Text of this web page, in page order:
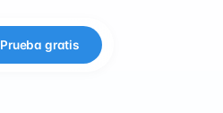
Prueba gratis